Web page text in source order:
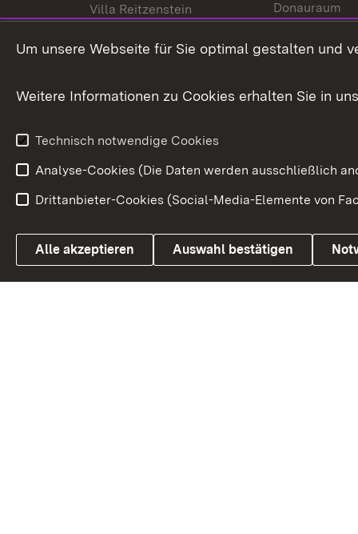
Villa Reitzenstein
Kontakt und Anfahrt
Donauraum
Dynamischer
Welt
Link zum Landesportal
Um unsere Webseite für Sie optimal gestalten und
Weitere Informationen zu Cookies erhalten Sie in
Technisch notwendige Cookies
Analyse-Cookies (Die Daten werden ausschließlich
Drittanbieter-Cookies (Social-Media-Elemente von
Alle akzeptieren Auswahl bestätigen